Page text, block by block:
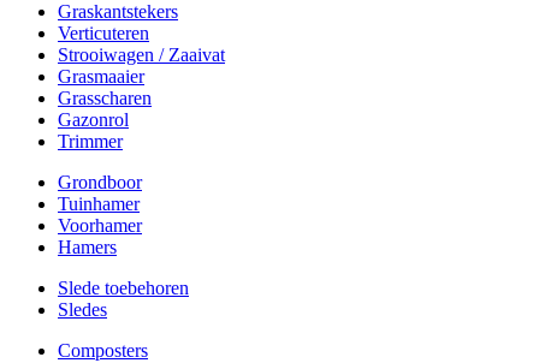
Graskantstekers
Verticuteren
Strooiwagen / Zaaivat
Grasmaaier
Grasscharen
Gazonrol
Trimmer
Grondboor
Tuinhamer
Voorhamer
Hamers
Slede toebehoren
Sledes
Composters